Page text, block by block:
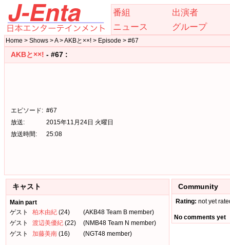
番組
出演者
ニュース
グループ
Home > Shows > A > AKBと××! > Episode > #67
AKBと××! - #67 :
エピソード: #67
放送:
2015年11月24日 火曜日
放送時間:
25:08
キャスト
Main part
ゲスト
柏木由紀 (24)
(AKB48 Team B member)
ゲスト
渡辺美優紀 (22)
(NMB48 Team N member)
ゲスト
加藤美南 (16) (NGT48 member)
Community
Rating: not yet
No comments yet